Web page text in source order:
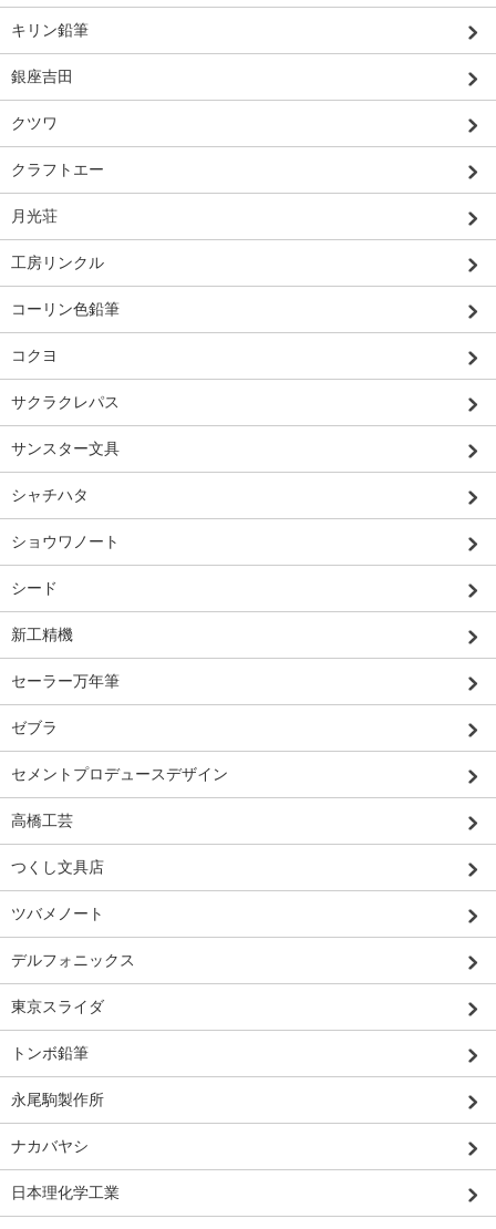
キリン鉛筆
銀座吉田
クツワ
クラフトエー
月光荘
工房リンクル
コーリン色鉛筆
コクヨ
サクラクレパス
サンスター文具
シャチハタ
ショウワノート
シード
新工精機
セーラー万年筆
ゼブラ
セメントプロデュースデザイン
高橋工芸
つくし文具店
ツバメノート
デルフォニックス
東京スライダ
トンボ鉛筆
永尾駒製作所
ナカバヤシ
日本理化学工業